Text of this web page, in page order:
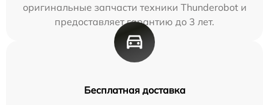
оригинальные запчасти техники Thunderobot и
предоставляет гарантию до 3 лет.
Бесплатная доставка